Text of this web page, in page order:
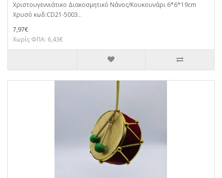
Χριστουγεννιάτικο Διακοσμητικό Νάνος/Κουκουνάρι 6*6*19cm
Χρυσό κωδ:CD21-5003..
7,97€
Χωρίς ΦΠΑ: 6,43€